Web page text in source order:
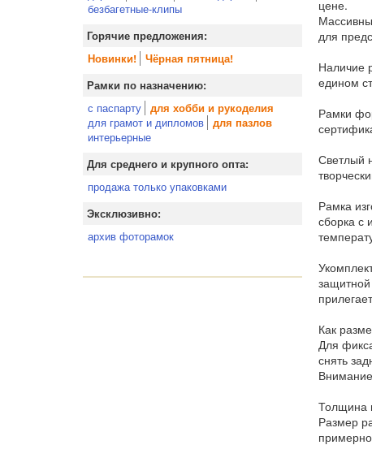
безбагетные-клипы
Горячие предложения:
Новинки!
Чёрная пятница!
Рамки по назначению:
с паспарту для хобби и рукоделия
для грамот и дипломов для пазлов
интерьерные
Для среднего и крупного опта:
продажа только упаковками
Эксклюзивно:
архив фоторамок
цене.
для
Наличие
едином
Рамки
Светлый
Рамка
сборка с
защитной
Как
Для
снять
Толщина
Размер